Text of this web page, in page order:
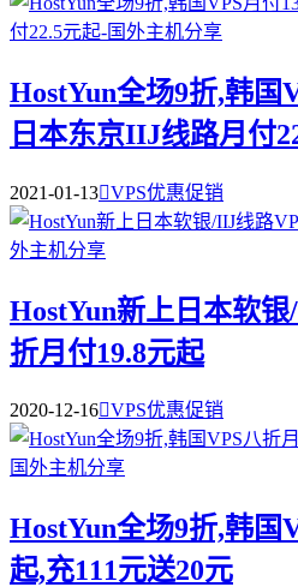
HostYun全场9折,韩国
日本东京IIJ线路月付
2021-01-13VPS优惠促销
HostYun新上日本软
折月付19.8元起
2020-12-16VPS优惠促销
HostYun全场9折,韩国
起,充111元送20元